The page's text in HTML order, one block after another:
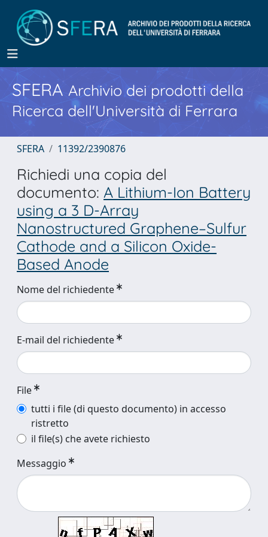
SFERA Archivio dei prodotti della
Ricerca dell'Università di Ferrara
SFERA 11392/2390876
Richiedi una copia del
documento: A Lithium-Ion Battery
using a 3 D-Array
Nanostructured Graphene–Sulfur
Cathode and a Silicon Oxide-
Based Anode
Nome del richiedente
E-mail del richiedente
File
tutti i file (di questo documento) in accesso
ristretto
il file(s) che avete richiesto
Messaggio